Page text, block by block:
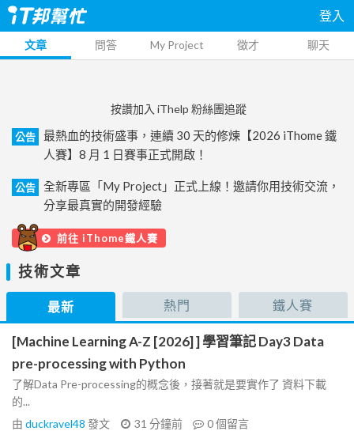
登入
文章 問答 My Project 徵才 聊天
按讚加入 iThelp 粉絲團追蹤
公告
最熱血的技術盛事，連續 30 天的修煉【2026 iThome 鐵
人賽】8 月 1 日賽事正式開啟！
公告
全新專區「My Project」正式上線！邀請你用技術交流，
分享最真實的開發經驗
前往 iThome鐵人賽
技術文章
最新 熱門 鐵人賽
[Machine Learning A-Z [2026] ] 學習筆記 Day3 Data
pre-processing with Python
了解Data Pre-processing的概念後，接著就是要實作了 資料下載
的...
由 duckravel48 發文 31 分鐘前 0個留言